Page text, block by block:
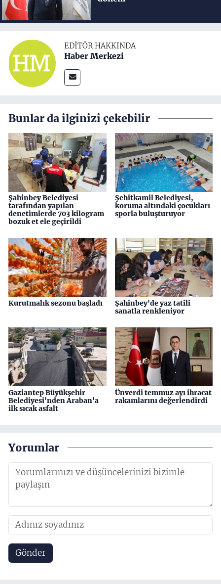
EDITÖR HAKKINDA
Haber Merkezi
Bunlar da ilginizi çekebilir
Şahinbey Belediyesi
tarafından yapılan
denetimlerde 703 kilogram
bozuk et ele geçirildi
Şehitkamil Belediyesi,
koruma altındaki çocukları
sporla buluşturuyor
Kurutmalık sezonu başladı
Şahinbey'de yaz tatili
sanatla renkleniyor
Gaziantep Büyükşehir
Belediyesi'nden Araban'a
ilk sıcak asfalt
Ünverdi temmuz ayı ihracat
rakamlarını değerlendirdi
Yorumlar
Gönder